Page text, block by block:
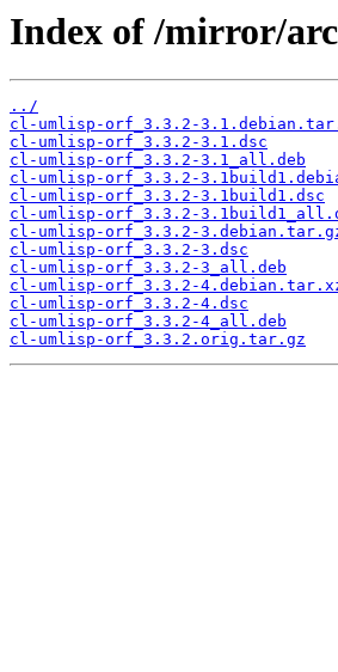
Index of /mirror/
../
cl-umlisp-orf_3.3.2-
cl-umlisp-orf_3.3.2-3.1.dsc
cl-umlisp-orf_3.3.2-3.1_all.deb
cl-umlisp-orf_3.3.2-
cl-umlisp-orf_3.3.2-3.1build1.dsc
cl-umlisp-orf_3.3.2-
cl-umlisp-orf_3.3.2-
cl-umlisp-orf_3.3.2-3.dsc
cl-umlisp-orf_3.3.2-3_all.deb
cl-umlisp-orf_3.3.2-
cl-umlisp-orf_3.3.2-4.dsc
cl-umlisp-orf_3.3.2-4_all.deb
cl-umlisp-orf_3.3.2.orig.tar.gz